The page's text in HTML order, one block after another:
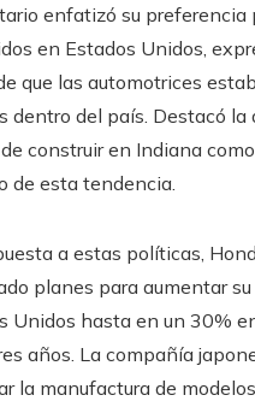
enfatizó su preferencia
en Estados Unidos,
que las automotrices
dentro del país. Destacó la
construir en Indiana
de esta tendencia.
a estas políticas,
planes para aumentar
Unidos hasta en un 30%
años. La compañía
la manufactura de